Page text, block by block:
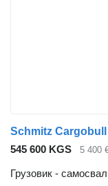
Schmitz Cargobull
545 600 KGS
5 400
Грузовик - самосвал